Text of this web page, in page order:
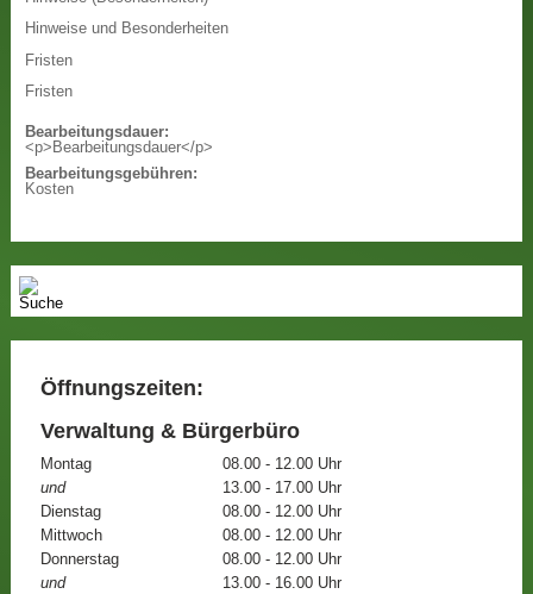
Hinweise und Besonderheiten
Fristen
Fristen
Bearbeitungsdauer:
<p>Bearbeitungsdauer</p>
Bearbeitungsgebühren:
Kosten
Öffnungszeiten:
Verwaltung & Bürgerbüro
Montag
08.00 - 12.00 Uhr
und
13.00 - 17.00 Uhr
Dienstag
08.00 - 12.00 Uhr
Mittwoch
08.00 - 12.00 Uhr
Donnerstag
08.00 - 12.00 Uhr
und
13.00 - 16.00 Uhr